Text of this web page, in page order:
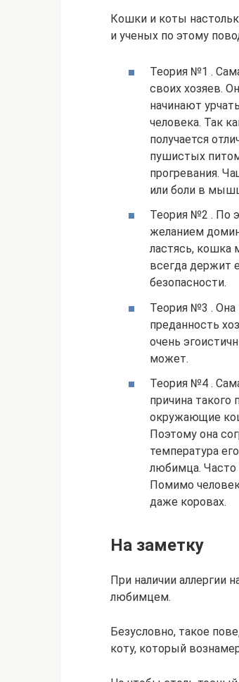
Кошки и коты
и ученых по этому
Теория №1 .
своих хозяев.
начинают
человека. Так
получается
пушистых
прогревания.
или боли в
Теория №2 . По
желанием
ластясь, кошка
всегда держит
безопасности.
Теория №3 .
преданность
очень
может.
Теория №4 .
причина
окружающие
Поэтому она
температура
любимца. Часто
Помимо
даже коровах.
На заметку
При наличии аллергии
любимцем.
Безусловно, такое
коту, который